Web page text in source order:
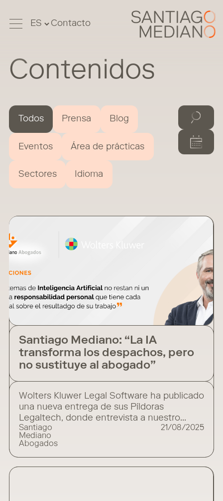
Contacto
Contenidos
Todos Prensa Blog
Eventos Área de prácticas
Sectores Idioma
Santiago Mediano: “La IA
transforma los despachos, pero
no sustituye al abogado”
Wolters Kluwer Legal Software ha publicado
una nueva entrega de sus Píldoras
Legaltech, donde entrevista a nuestro
presidente Santiago Mediano. En esta
conversación, disponible en YouTube,
Santiago
Mediano
Abogados
21/08/2025